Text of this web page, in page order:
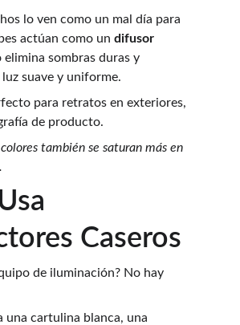
lo ven como un mal día para
actúan como un difusor
elimina sombras duras y
suave y uniforme.
para retratos en exteriores,
de producto.
también se saturan más en
Caseros
de iluminación? No hay
una cartulina blanca, una